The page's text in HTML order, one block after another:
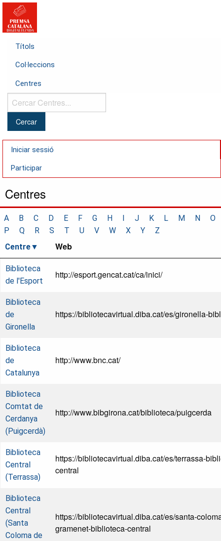
Títols
Col·leccions
Centres
Cercar
Centres...
Iniciar sessió
Participar
Centres
A B C D E F G H I J K L M N
O
P
Q R S T U V W X Y
Z
Centre
Web
Biblioteca
de l'Esport
http://esport.gencat.cat/ca/inici/
Biblioteca
de
Gironella
https://bibliotecavirtual.diba.cat/es/gironella-
Biblioteca
de
Catalunya
http://www.bnc.cat/
Biblioteca
Comtat de
Cerdanya
(Puigcerdà)
http://www.bibgirona.cat/biblioteca/puigcerda
Biblioteca
Central
(Terrassa)
https://bibliotecavirtual.diba.cat/es/terrassa-
central
Biblioteca
Central
(Santa
Coloma de
https://bibliotecavirtual.diba.cat/es/santa-
gramenet-biblioteca-central